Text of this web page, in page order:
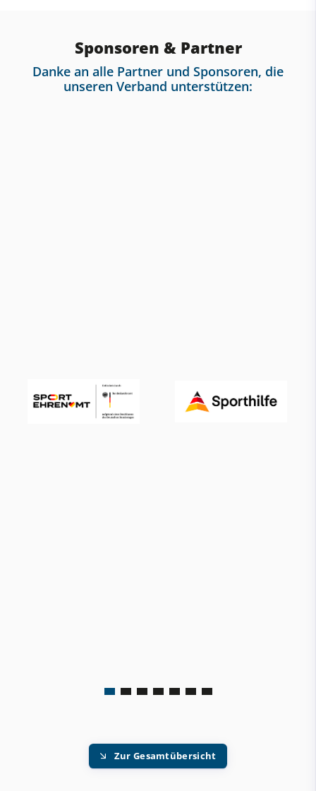
Sponsoren & Partner
Danke an alle Partner und Sponsoren, die
unseren Verband unterstützen:
Zur Gesamtübersicht